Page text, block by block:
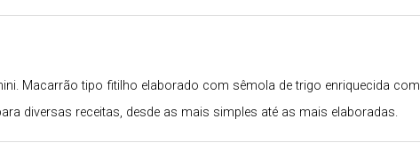
Macarrão tipo fitilho elaborado com sêmola de trigo enriquecida
diversas receitas, desde as mais simples até as mais elaboradas.